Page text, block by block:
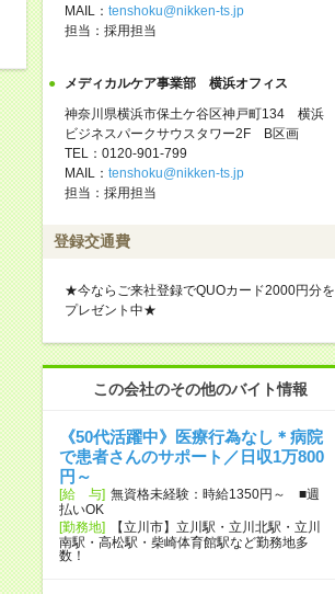
MAIL： tenshoku@nikken-ts.jp
担当：採用担当
メディカルケア事業部 横浜オフィス
神奈川県横浜市保土ケ谷区神戸町134 横浜
ビジネスパークサウスタワー2F B区画
TEL：0120-901-799
MAIL： tenshoku@nikken-ts.jp
担当：採用担当
登録交通費
★今ならご来社登録でQUOカード2000円分を
プレゼント中★
この会社のその他のバイト情報
《50代活躍中》医療行為なし＊病院
で患者さんのサポート／日収1万800
円～
[給 与] 無資格未経験：時給1350円～ ■週
払いOK
[勤務地]
【立川市】立川駅・立川北駅・立川
南駅・高松駅・柴崎体育館駅など勤務地多
数！